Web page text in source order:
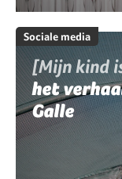
Sociale media
[Mijn kind
het
Galle